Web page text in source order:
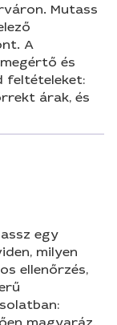
Mutass
A
és
feltételeket:
árak, és
egy
milyen
ellenőrzés,